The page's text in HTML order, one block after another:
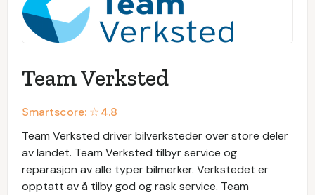
Team Verksted
Smartscore: ☆4.8
Team Verksted driver bilverksteder over store deler
av landet. Team Verksted tilbyr service og
reparasjon av alle typer bilmerker. Verkstedet er
opptatt av å tilby god og rask service. Team